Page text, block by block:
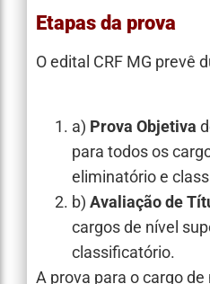
Etapas da prova
O edital CRF MG prevê
a) Prova Objetiva
para todos os
eliminatório e
b) Avaliação de
cargos de nível
classificatório.
A prova para o cargo